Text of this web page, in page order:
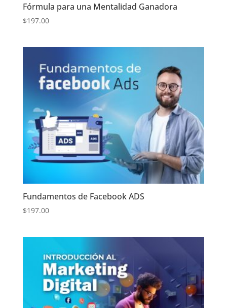
Fórmula para una Mentalidad Ganadora
$197.00
Fundamentos de Facebook ADS
$197.00